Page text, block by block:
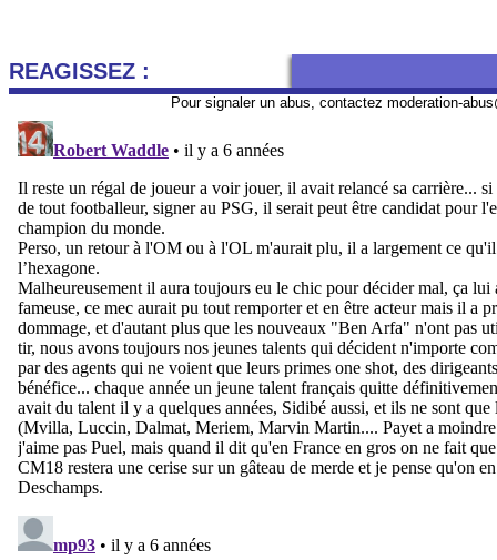
REAGISSEZ :
Pour signaler un abus, contactez moderation-